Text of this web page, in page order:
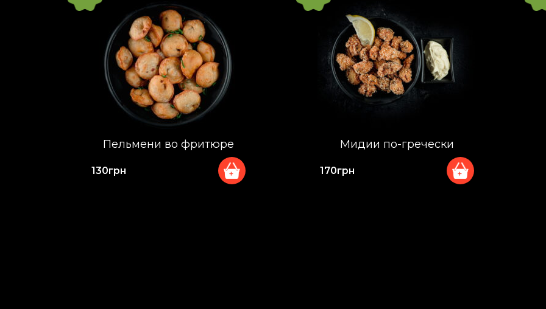
Пельмени во фритюре
130грн +
Мидии по-гречески
170грн +